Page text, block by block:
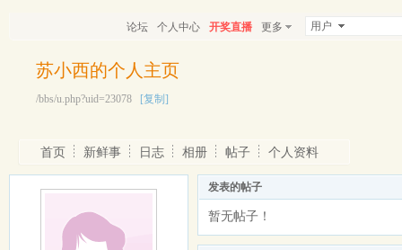
论坛 个人中心 开奖直播 更多 用户
苏小西的个人主页
/bbs/u.php?uid=23078 [复制]
首页 新鲜事 日志 相册 帖子 个人资料
发表的帖子
暂无帖子！